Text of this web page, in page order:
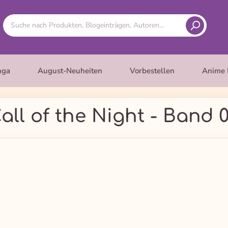
August-Neuheiten Vorbestellen Anime
of the Night - Band